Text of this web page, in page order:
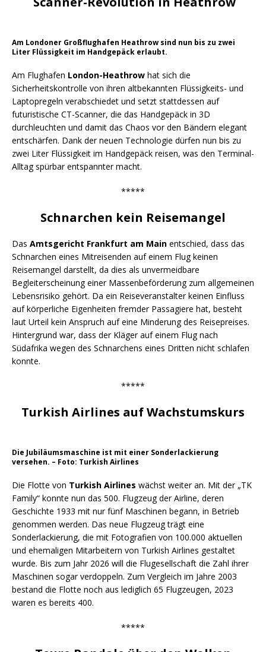
Am Londoner Großflughafen Heathrow sind nun bis zu zwei
Liter Flüssigkeit im Handgepäck erlaubt.
Am Flughafen London-Heathrow hat sich die
Sicherheitskontrolle von ihren altbekannten Flüssigkeits- und
Laptopregeln verabschiedet und setzt stattdessen auf
futuristische CT-Scanner, die das Handgepäck in 3D
durchleuchten und damit das Chaos vor den Bändern elegant
entschärfen. Dank der neuen Technologie dürfen nun bis zu
zwei Liter Flüssigkeit im Handgepäck reisen, was den Terminal-
Alltag spürbar entspannter macht.
*****
Schnarchen kein Reisemangel
Das Amtsgericht Frankfurt am Main entschied, dass das
Schnarchen eines Mitreisenden auf einem Flug keinen
Reisemangel darstellt, da dies als unvermeidbare
Begleiterscheinung einer Massenbeförderung zum allgemeinen
Lebensrisiko gehört. Da ein Reiseveranstalter keinen Einfluss
auf körperliche Eigenheiten fremder Passagiere hat, besteht
laut Urteil kein Anspruch auf eine Minderung des Reisepreises.
Hintergrund war, dass der Kläger auf einem Flug nach
Südafrika wegen des Schnarchens eines Dritten nicht schlafen
konnte.
*****
Turkish Airlines auf Wachstumskurs
Die Jubiläumsmaschine ist mit einer Sonderlackierung
versehen. – Foto: Turkish Airlines
Die Flotte von Turkish Airlines wächst weiter an. Mit der „TK
Family“ konnte nun das 500. Flugzeug der Airline, deren
Geschichte 1933 mit nur fünf Maschinen begann, in Betrieb
genommen werden. Das neue Flugzeug trägt eine
Sonderlackierung, die mit Fotografien von 100.000 aktuellen
und ehemaligen Mitarbeitern von Turkish Airlines gestaltet
wurde. Bis zum Jahr 2026 will die Flugesellschaft die Zahl ihrer
Maschinen sogar verdoppeln. Zum Vergleich im Jahre 2003
bestand die Flotte noch aus lediglich 65 Flugzeugen, 2023
waren es bereits 400.
*****